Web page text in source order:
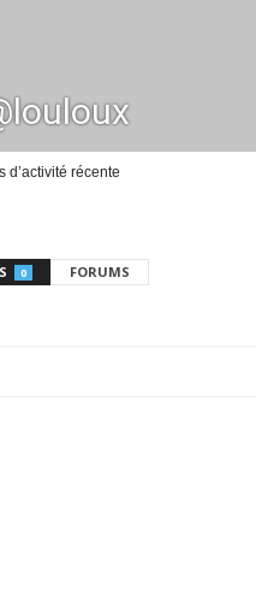
d’activité récente
0 FORUMS